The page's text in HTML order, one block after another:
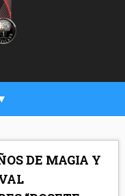
DE MAGIA Y